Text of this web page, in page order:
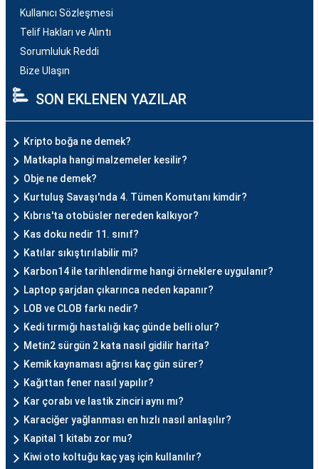
Kullanıcı Sözleşmesi
Telif Hakları ve Alıntı
Sorumluluk Reddi
Bize Ulaşın
SON EKLENEN YAZILAR
Kripto boğa ne demek?
Matkapla hangi malzemeler kesilir?
Obje ne demek?
Kurtuluş Savaşı'nda 4. Tümen Komutanı kimdir?
Kıbrıs'ta otobüsler nereden kalkıyor?
Kas doku nedir 11. sınıf?
Katılar sıkıştırılabilir mi?
Karbon14 ile tarihlendirme hangi örneklere uygulanır?
Laptop şarjdan çıkarınca neden kapanır?
LOB ve CLOB farkı nedir?
Kedi tırmığı hastalığı kaç günde belli olur?
Metin2 sürgün 2 kata nasıl gidilir harita?
Kemik kaynaması ağrısı kaç gün sürer?
Kağıttan fener nasıl yapılır?
Kar çorabı ve lastik zinciri aynı mı?
Karaciğer yağlanması en hızlı nasıl anlaşılır?
Kapital 1 kitabı zor mu?
Kiwi oto koltuğu kaç yaş için kullanılır?